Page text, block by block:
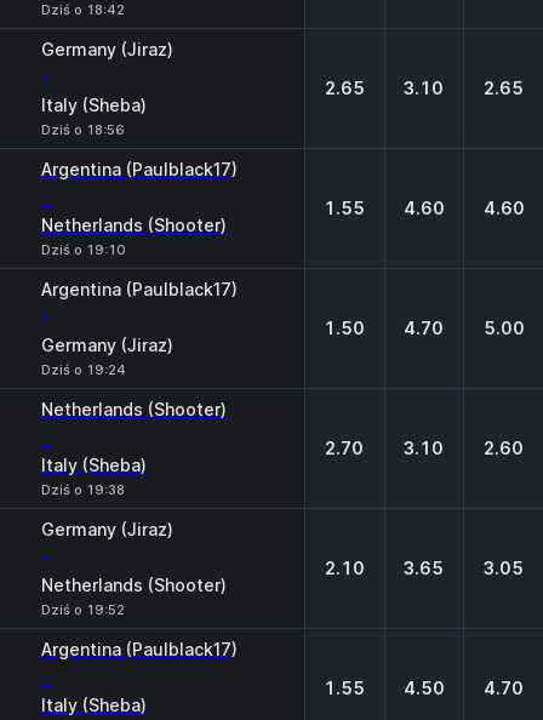
Dziś o 18:42
Germany (Jiraz)
-
Italy (Sheba)
Dziś o 18:56
2.65 3.10 2.65
Argentina (Paulblack17)
-
Netherlands (Shooter)
Dziś o 19:10
1.55 4.60 4.60
Argentina (Paulblack17)
-
Germany (Jiraz)
Dziś o 19:24
1.50 4.70 5.00
Netherlands (Shooter)
-
Italy (Sheba)
Dziś o 19:38
2.70 3.10 2.60
Germany (Jiraz)
-
Netherlands (Shooter)
Dziś o 19:52
2.10 3.65 3.05
Argentina (Paulblack17)
-
Italy (Sheba)
1.55 4.50 4.70